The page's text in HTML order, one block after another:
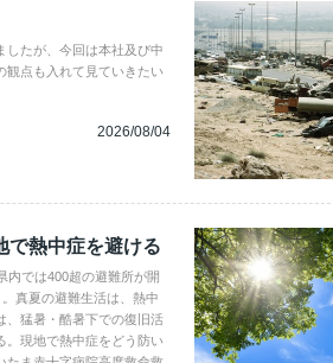
したが、今回は本社及び中
観点も入れて見ていきたい
2026/08/04
熱中症を避ける
内では400超の避難所が開
真夏の避難生活は、熱中
、猛暑・酷暑下での復旧活
。現地で熱中症をどう防い